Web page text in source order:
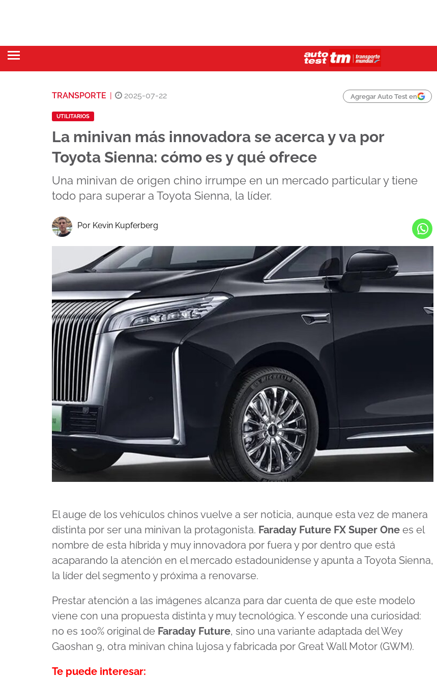
TRANSPORTE 2025-07-22 Agregar Auto Test en
UTILITARIOS
La minivan más innovadora se acerca y va por
Toyota Sienna: cómo es y qué ofrece
Una minivan de origen chino irrumpe en un mercado particular y tiene
todo para superar a Toyota Sienna, la líder.
Por Kevin Kupferberg
El auge de los vehículos chinos vuelve a ser noticia, aunque esta vez de manera
distinta por ser una minivan la protagonista. Faraday Future FX Super One es el
nombre de esta híbrida y muy innovadora por fuera y por dentro que está
acaparando la atención en el mercado estadounidense y apunta a Toyota Sienna,
la líder del segmento y próxima a renovarse.
Prestar atención a las imágenes alcanza para dar cuenta de que este modelo
viene con una propuesta distinta y muy tecnológica. Y esconde una curiosidad:
no es 100% original de Faraday Future, sino una variante adaptada del Wey
Gaoshan 9, otra minivan china lujosa y fabricada por Great Wall Motor (GWM).
Te puede interesar: